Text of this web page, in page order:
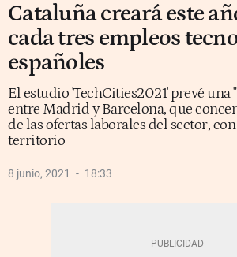
Cataluña creará este
cada tres empleos
españoles
El estudio 'TechCities2021' prevé una
entre Madrid y Barcelona, que
de las ofertas laborales del sector,
territorio
8 junio, 2021 18:33